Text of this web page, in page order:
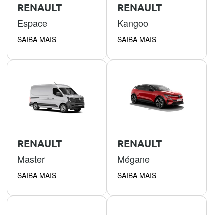
RENAULT
Espace
SAIBA MAIS
RENAULT
Kangoo
SAIBA MAIS
RENAULT
Master
SAIBA MAIS
RENAULT
Mégane
SAIBA MAIS